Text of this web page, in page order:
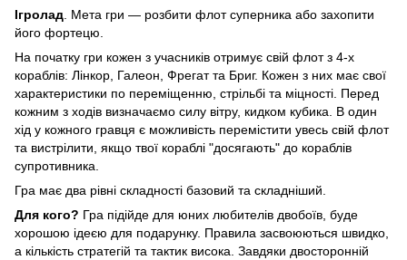
Ігролад . Мета гри — розбити флот суперника або захопити
його фортецю.
На початку гри кожен з учасників отримує свій флот з 4-х
кораблів: Лінкор, Галеон, Фрегат та Бриг. Кожен з них має свої
характеристики по переміщенню, стрільбі та міцності. Перед
кожним з ходів визначаємо силу вітру, кидком кубика. В один
хід у кожного гравця є можливість перемістити увесь свій флот
та вистрілити, якщо твої кораблі "досягають" до кораблів
супротивника.
Гра має два рівні складності базовий та складніший.
Для кого? Гра підійде для юних любителів двобоїв, буде
хорошою ідеєю для подарунку. Правила засвоюються швидко,
а кількість стратегій та тактик висока. Завдяки двосторонній